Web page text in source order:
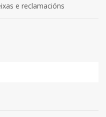
e reclamacións